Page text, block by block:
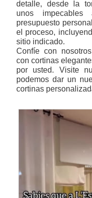
detalle, desde la
unos impecables
presupuesto
el proceso,
sitio indicado.
Confíe con
con cortinas
por usted. Visite
podemos dar un
cortinas